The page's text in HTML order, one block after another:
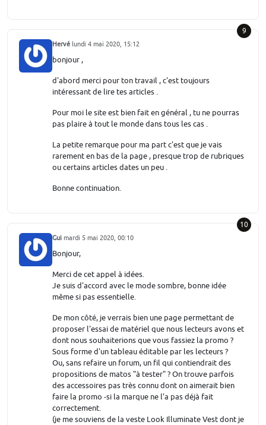
9
Hervé lundi 4 mai 2020, 15:12
bonjour ,
d'abord merci pour ton travail , c'est toujours
intéressant de lire tes articles .
Pour moi le site est bien fait en général , tu ne pourras
pas plaire à tout le monde dans tous les cas .
La petite remarque pour ma part c'est que je vais
rarement en bas de la page , presque trop de rubriques
ou certains articles dates un peu .
Bonne continuation.
10
Gui mardi 5 mai 2020, 00:10
Bonjour,
Merci de cet appel à idées.
Je suis d'accord avec le mode sombre, bonne idée
même si pas essentielle.
De mon côté, je verrais bien une page permettant de
proposer l'essai de matériel que nous lecteurs avons et
dont nous souhaiterions que vous fassiez la promo ?
Sous forme d'un tableau éditable par les lecteurs ?
Ou, sans refaire un forum, un fil qui contiendrait des
propositions de matos "à tester" ? On trouve parfois
des accessoires pas très connu dont on aimerait bien
faire la promo -si la marque ne l'a pas déjà fait
correctement.
(je me souviens de la veste Look Illuminate Vest dont je